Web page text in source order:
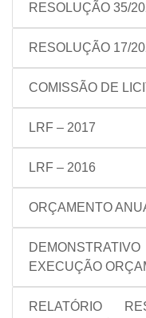
RESOLUÇÃO 35/
RESOLUÇÃO 17/
COMISSÃO DE
LRF – 2017
LRF – 2016
ORÇAMENTO
EXECUÇÃO
RELATÓRIO